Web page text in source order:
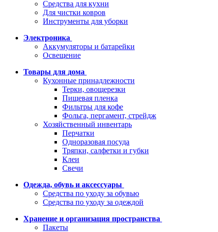
Средства для кухни
Для чистки ковров
Инструменты для уборки
Электроника
Аккумуляторы и батарейки
Освещение
Товары для дома
Кухонные принадлежности
Терки, овощерезки
Пищевая пленка
Фильтры для кофе
Фольга, пергамент, стрейдж
Хозяйственный инвентарь
Перчатки
Одноразовая посуда
Тряпки, салфетки и губки
Клеи
Свечи
Одежда, обувь и аксессуары
Средства по уходу за обувью
Средства по уходу за одеждой
Хранение и организация пространства
Пакеты